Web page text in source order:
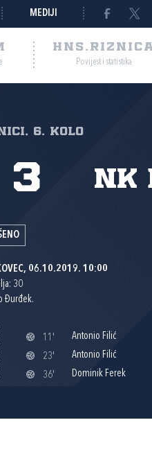
MEDIJI
Povijest i statistika
6. kolo
3
06.10.2019. 10:00
30
Đurđek.
11'
Antonio Filić
23'
Antonio Filić
36'
Dominik Ferek